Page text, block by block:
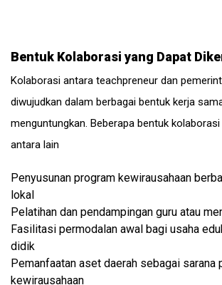
Bentuk Kolaborasi yang Dapat
Kolaborasi antara teachpreneur dan
diwujudkan dalam berbagai bentuk kerja
menguntungkan. Beberapa bentuk kolaborasi
antara lain
Penyusunan program kewirausahaan
lokal
Pelatihan dan pendampingan guru atau
Fasilitasi permodalan awal bagi usaha
didik
Pemanfaatan aset daerah sebagai sarana
kewirausahaan